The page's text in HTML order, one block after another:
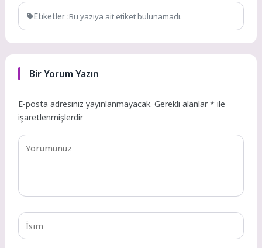
Etiketler :Bu yazıya ait etiket bulunamadı.
Bir Yorum Yazın
E-posta adresiniz yayınlanmayacak. Gerekli alanlar* ile
işaretlenmişlerdir